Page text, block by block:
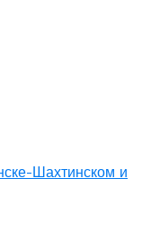
Шахтинском и